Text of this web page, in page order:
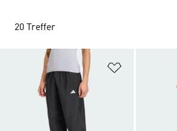
20 Treffer
Zur